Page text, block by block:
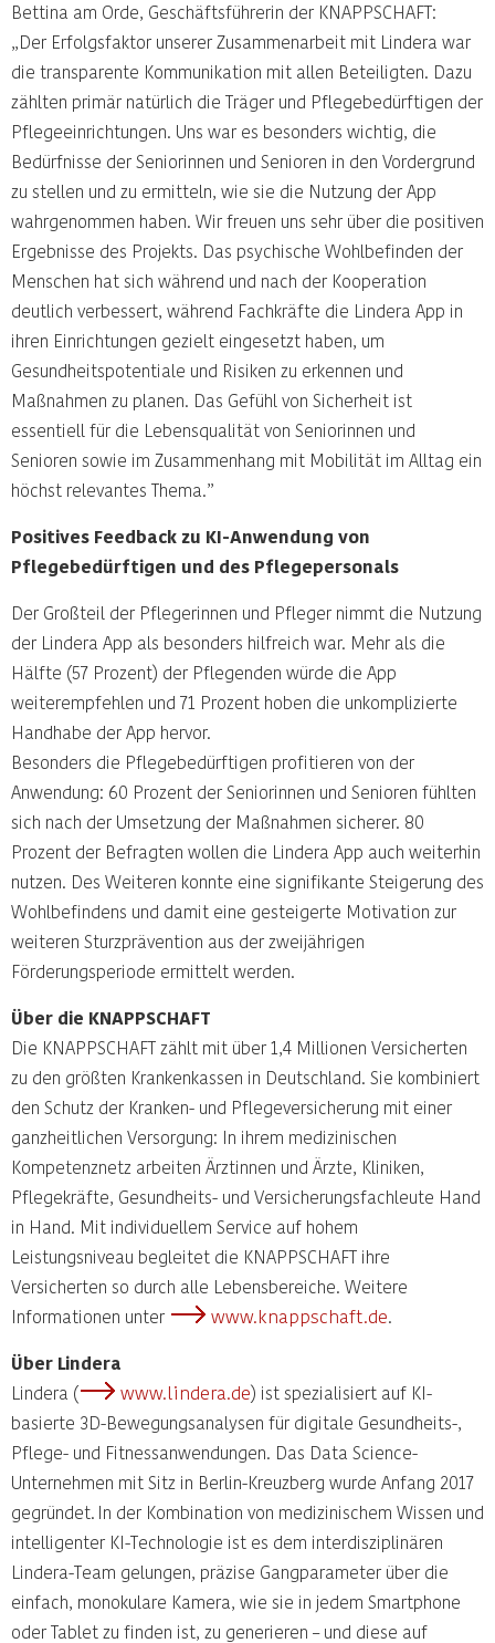
Bettina am Orde, Geschäftsführerin der KNAPPSCHAFT:
„Der Erfolgsfaktor unserer Zusammenarbeit mit Lindera war
die transparente Kommunikation mit allen Beteiligten. Dazu
zählten primär natürlich die Träger und Pflegebedürftigen der
Pflegeeinrichtungen. Uns war es besonders wichtig, die
Bedürfnisse der Seniorinnen und Senioren in den Vordergrund
zu stellen und zu ermitteln, wie sie die Nutzung der App
wahrgenommen haben. Wir freuen uns sehr über die positiven
Ergebnisse des Projekts. Das psychische Wohlbefinden der
Menschen hat sich während und nach der Kooperation
deutlich verbessert, während Fachkräfte die Lindera App in
ihren Einrichtungen gezielt eingesetzt haben, um
Gesundheitspotentiale und Risiken zu erkennen und
Maßnahmen zu planen. Das Gefühl von Sicherheit ist
essentiell für die Lebensqualität von Seniorinnen und
Senioren sowie im Zusammenhang mit Mobilität im Alltag ein
höchst relevantes Thema.”
Positives Feedback zu KI-Anwendung von
Pflegebedürftigen und des Pflegepersonals
Der Großteil der Pflegerinnen und Pfleger nimmt die Nutzung
der Lindera App als besonders hilfreich war. Mehr als die
Hälfte (57 Prozent) der Pflegenden würde die App
weiterempfehlen und 71 Prozent hoben die unkomplizierte
Handhabe der App hervor.
Besonders die Pflegebedürftigen profitieren von der
Anwendung: 60 Prozent der Seniorinnen und Senioren fühlten
sich nach der Umsetzung der Maßnahmen sicherer. 80
Prozent der Befragten wollen die Lindera App auch weiterhin
nutzen. Des Weiteren konnte eine signifikante Steigerung des
Wohlbefindens und damit eine gesteigerte Motivation zur
weiteren Sturzprävention aus der zweijährigen
Förderungsperiode ermittelt werden.
Über die KNAPPSCHAFT
Die KNAPPSCHAFT zählt mit über 1,4 Millionen Versicherten
zu den größten Krankenkassen in Deutschland. Sie kombiniert
den Schutz der Kranken- und Pflegeversicherung mit einer
ganzheitlichen Versorgung: In ihrem medizinischen
Kompetenznetz arbeiten Ärztinnen und Ärzte, Kliniken,
Pflegekräfte, Gesundheits- und Versicherungsfachleute Hand
in Hand. Mit individuellem Service auf hohem
Leistungsniveau begleitet die KNAPPSCHAFT ihre
Versicherten so durch alle Lebensbereiche. Weitere
Informationen unter
www.knappschaft.de.
Über Lindera
Lindera (
www.lindera.de) ist spezialisiert auf KI-
basierte 3D-Bewegungsanalysen für digitale Gesundheits-,
Pflege- und Fitnessanwendungen. Das Data Science-
Unternehmen mit Sitz in Berlin-Kreuzberg wurde Anfang 2017
gegründet. In der Kombination von medizinischem Wissen und
intelligenter KI-Technologie ist es dem interdisziplinären
Lindera-Team gelungen, präzise Gangparameter über die
einfach, monokulare Kamera, wie sie in jedem Smartphone
oder Tablet zu finden ist, zu generieren – und diese auf